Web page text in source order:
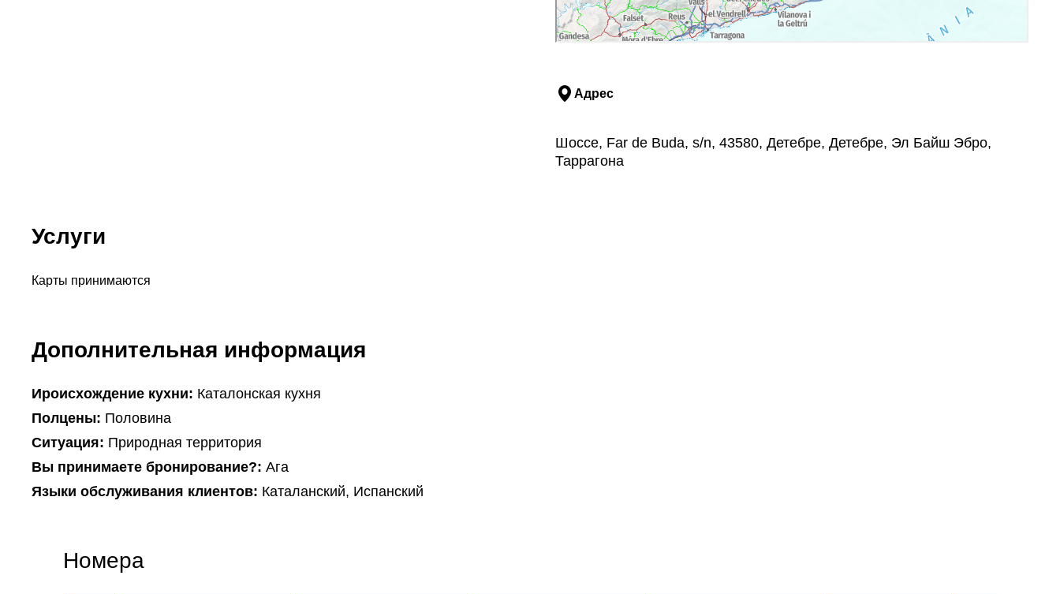
Адрес
Шоссе, Far de Buda, s/n, 43580, Детебре, Детебре, Эл Байш Эбро,
Таррагона
Услуги
Карты принимаются
Дополнительная информация
Ироисхождение кухни: Каталонская кухня
Полцены: Половина
Ситуация: Природная территория
Вы принимаете бронирование?: Ага
Языки обслуживания клиентов: Каталанский, Испанский
Номера